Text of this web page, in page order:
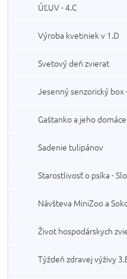
ÚĽUV - 4.C
Výroba kvetiniek v 1.D
Svetový deň zvierat
Jesenný senzorický box
Gaštanko a jeho
Sadenie tulipánov
Starostlivosť o psíka -
Návšteva MiniZoo a
Život hospodárskych
Týždeň zdravej výživy